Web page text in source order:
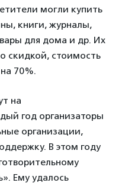
могли купить
книги, журналы,
для дома и др. Их
скидкой, стоимость
70%.
на
год организаторы
организации,
В этом году
Ему удалось